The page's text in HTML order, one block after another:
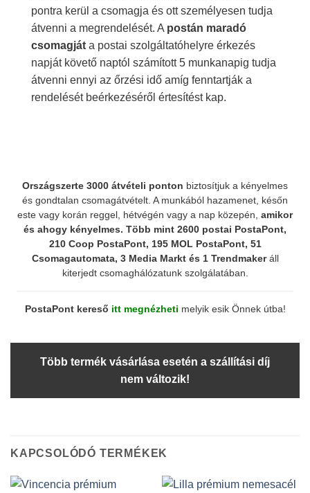
pontra kerül a csomagja és ott személyesen tudja
átvenni a megrendelését. A postán maradó
csomagjáta postai szolgáltatóhelyre érkezés
napját követő naptól számított 5 munkanapig tudja
átvenni ennyi az őrzési idő amíg fenntartják a
rendelését beérkezéséről értesítést kap.
Országszerte 3000 átvételi ponton biztosítjuk a kényelmes
és gondtalan csomagátvételt. A munkából hazamenet, későn
este vagy korán reggel, hétvégén vagy a nap közepén, amikor
és ahogy kényelmes. Több mint 2600 postai PostaPont,
210 Coop PostaPont, 195 MOL PostaPont, 51
Csomagautomata, 3 Media Markt és 1 Trendmakeráll
kiterjedt csomaghálózatunk szolgálatában.
PostaPont kereső itt megnézheti melyik esik Önnek útba!
Több termék vásárlása esetén a szállítási díj
nem változik!
KAPCSOLÓDÓ TERMÉKEK